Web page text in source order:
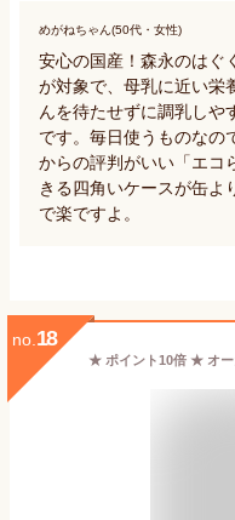
めがねちゃん(50代・女性)
安心の国産！森永のはぐ
が対象で、母乳に近い栄
んを待たせずに調乳しや
です。毎日使うものなの
からの評判がいい「エコ
きる四角いケースが缶よ
で楽ですよ。
no. 18